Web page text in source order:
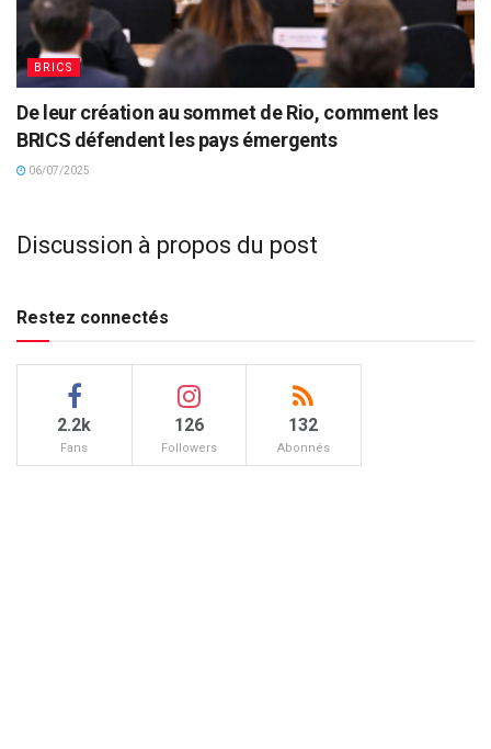
BRICS
De leur création au sommet de Rio, comment les
BRICS défendent les pays émergents
06/07/2025
Discussion à propos du post
Restez connectés
2.2k
Fans
126
Followers
132
Abonnés